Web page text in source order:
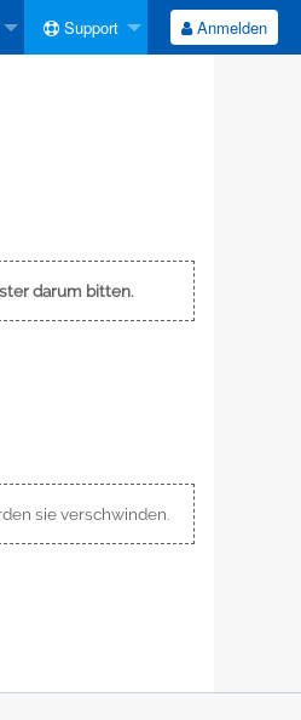
Support Anmelden
darum bitten.
sie verschwinden.